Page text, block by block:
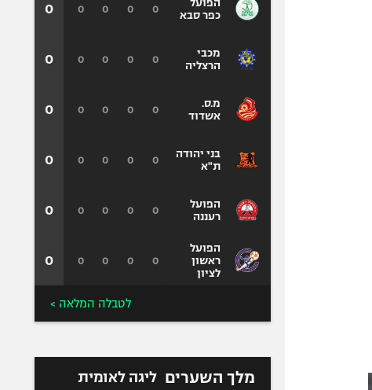
הפועל
כפר סבא
מכבי
הרצליה
מ.ס.
אשדוד
בני יהודה
ת"א
הפועל
רעננה
הפועל
ראשון
לציון
0
0
0
0
0
0
0
0
0
0
0
0
0
0
0
0
0
0
0
0
0
0
0
0
0
0
0
0
0
0
לטבלה המלאה >
מלך השערים ליגה לאומית